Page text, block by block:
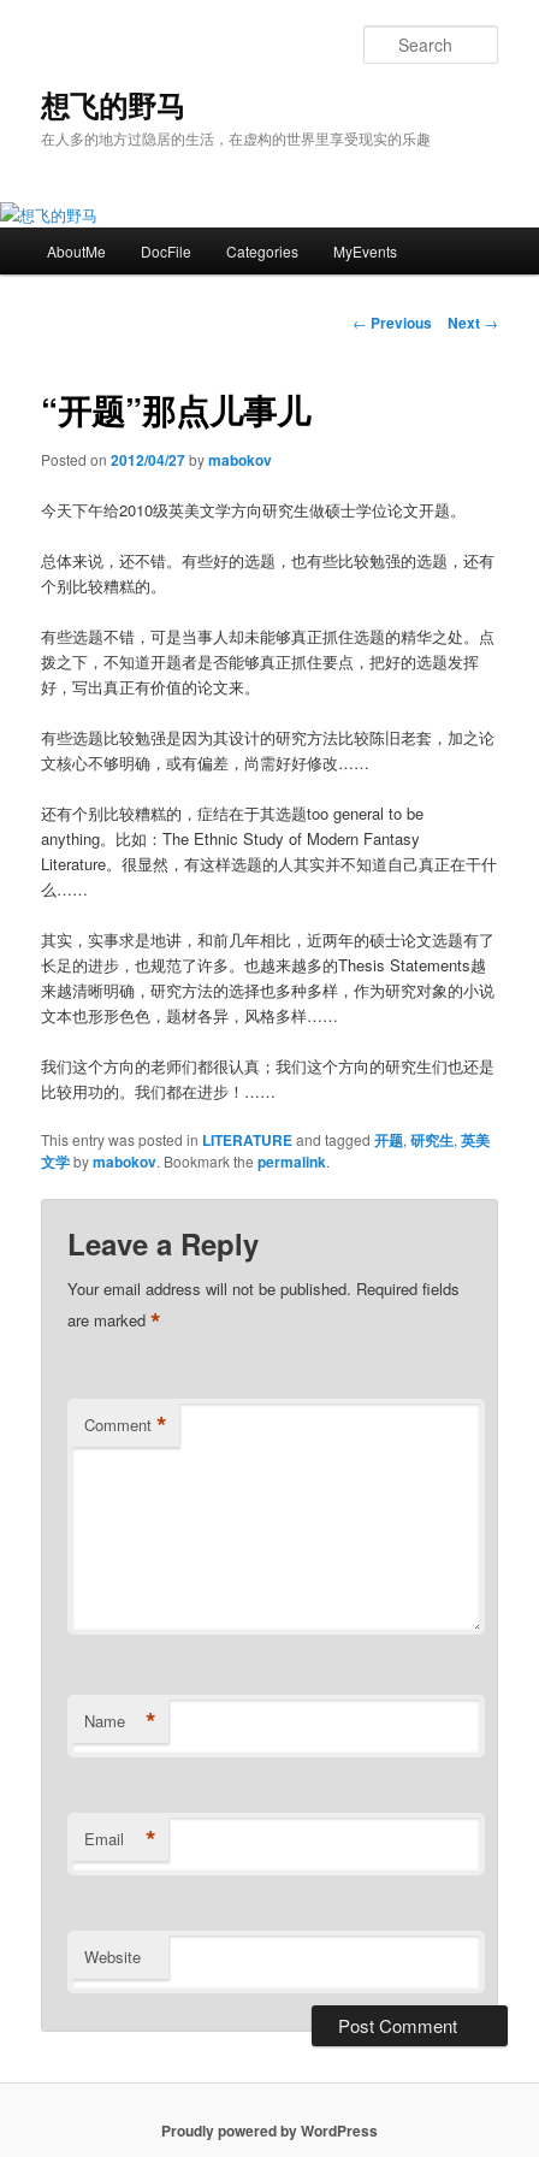
content想飞的野马
在人多的地方过隐居的生活，在虚构的世界里享受现实的乐趣
AboutMe DocFile Categories MyEvents
Post
← Previous Next →
“开题”那点儿事儿
Posted on2012/04/27bymabokov
今天下午给2010级英美文学方向研究生做硕士学位论文开题。
总体来说，还不错。有些好的选题，也有些比较勉强的选题，还有
个别比较糟糕的。
有些选题不错，可是当事人却未能够真正抓住选题的精华之处。点
拨之下，不知道开题者是否能够真正抓住要点，把好的选题发挥
好，写出真正有价值的论文来。
有些选题比较勉强是因为其设计的研究方法比较陈旧老套，加之论
文核心不够明确，或有偏差，尚需好好修改……
还有个别比较糟糕的，症结在于其选题too general to be
anything。比如：The Ethnic Study of Modern Fantasy
Literature。很显然，有这样选题的人其实并不知道自己真正在干什
么……
其实，实事求是地讲，和前几年相比，近两年的硕士论文选题有了
长足的进步，也规范了许多。也越来越多的Thesis Statements越
来越清晰明确，研究方法的选择也多种多样，作为研究对象的小说
文本也形形色色，题材各异，风格多样……
我们这个方向的老师们都很认真；我们这个方向的研究生们也还是
比较用功的。我们都在进步！……
This entry was posted in LITERATUREand tagged开题,研究生,英美
文学bymabokov. Bookmark thepermalink.
Leave a Reply
Your email address will not be published. Required fields
are marked*
Comment *
Name *
Email *
Website
Proudly powered by WordPress